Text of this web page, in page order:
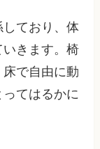
ており、体
きます。椅
で自由に動
てはるかに